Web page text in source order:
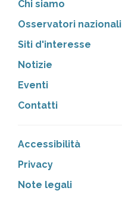
Chi siamo
Osservatori nazionali
Siti d'interesse
Notizie
Eventi
Contatti
Accessibilità
Privacy
Note legali